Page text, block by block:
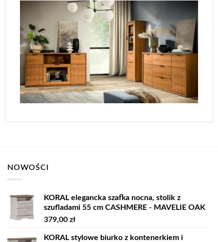
NOWOŚCI
KORAL elegancka szafka nocna, stolik z
szufladami 55 cm CASHMERE - MAVELIE OAK
379,00 zł
KORAL stylowe biurko z kontenerkiem i